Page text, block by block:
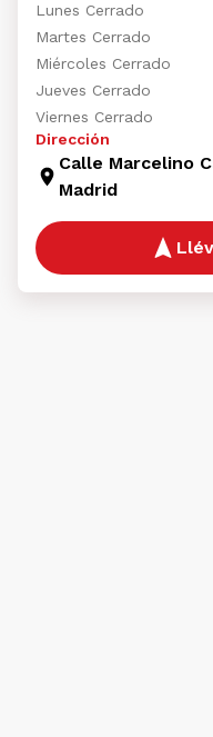
Lunes Cerrado
Martes Cerrado
Miércoles Cerrado
Jueves Cerrado
Viernes Cerrado
Dirección
Calle Marcelino
Madrid